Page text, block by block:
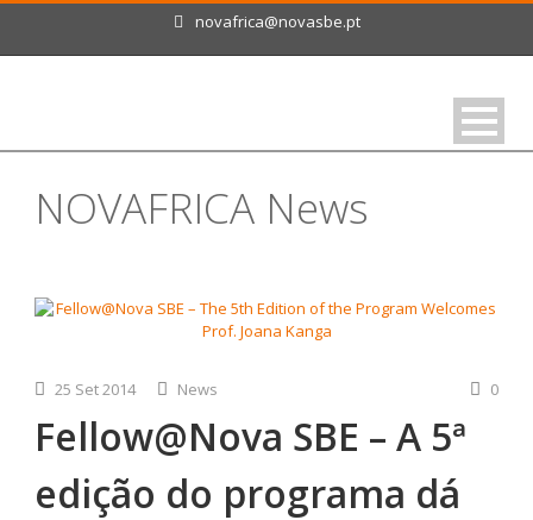
novafrica@novasbe.pt
NOVAFRICA News
25 Set 2014 News 0
Fellow@Nova SBE – A 5ª
edição do programa dá